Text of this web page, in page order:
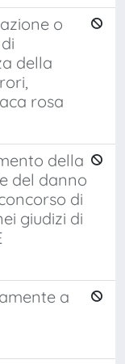
o
della
rosa
della
del danno
di
giudizi di
a